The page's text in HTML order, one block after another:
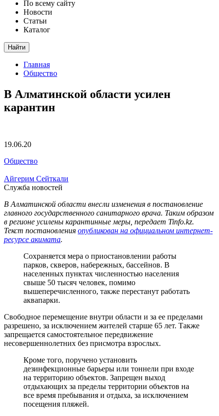
По всему сайту
Новости
Статьи
Каталог
Найти
Главная
Общество
В Алматинской области усилен
карантин
19.06.20
Общество
Айгерим Сейткали
Служба новостей
В Алматинской области внесли изменения в постановление
главного государственного санитарного врача. Таким образом
в регионе усилены карантинные меры, передает Tinfo.kz.
Текст постановления опубликован на официальном интернет-
ресурсе акимата.
Сохраняется мера о приостановлении работы
парков, скверов, набережных, бассейнов. В
населенных пунктах численностью населения
свыше 50 тысяч человек, помимо
вышеперечисленного, также перестанут работать
аквапарки.
Свободное перемещение внутри области и за ее пределами
разрешено, за исключением жителей старше 65 лет. Также
запрещается самостоятельное передвижение
несовершеннолетних без присмотра взрослых.
Кроме того, поручено установить
дезинфекционные барьеры или тоннели при входе
на территорию объектов. Запрещен выход
отдыхающих за пределы территории объектов на
все время пребывания и отдыха, за исключением
посещения пляжей.